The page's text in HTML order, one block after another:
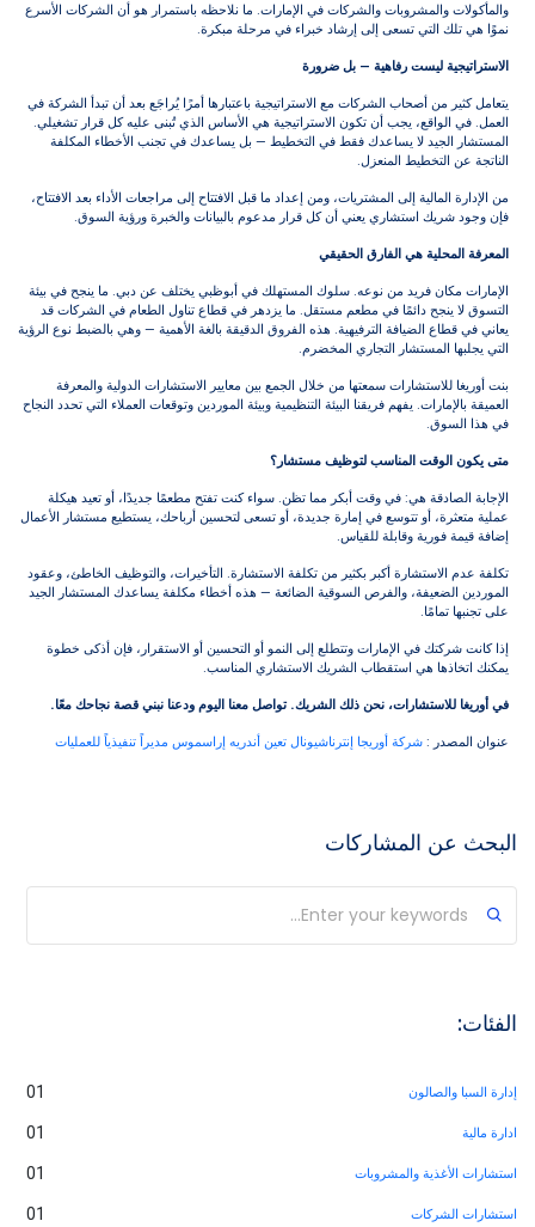
والشركات في الإمارات. ما نلاحظه باستمرار هو أن الشركات الأسرع
تسعى إلى إرشاد خبراء في مرحلة مبكرة.
ليست رفاهية — بل ضرورة
أصحاب الشركات مع الاستراتيجية باعتبارها أمرًا يُراجَع بعد أن تبدأ الشركة في
يجب أن تكون الاستراتيجية هي الأساس الذي تُبنى عليه كل قرار تشغيلي.
لا يساعدك فقط في التخطيط — بل يساعدك في تجنب الأخطاء المكلفة
المنعزل.
إلى المشتريات، ومن إعداد ما قبل الافتتاح إلى مراجعات الأداء بعد الافتتاح،
استشاري يعني أن كل قرار مدعوم بالبيانات والخبرة ورؤية السوق.
هي الفارق الحقيقي
فريد من نوعه. سلوك المستهلك في أبوظبي يختلف عن دبي. ما ينجح في بيئة
دائمًا في مطعم مستقل. ما يزدهر في قطاع تناول الطعام في الشركات قد
الترفيهية. هذه الفروق الدقيقة بالغة الأهمية — وهي بالضبط نوع الرؤية
التجاري المخضرم.
سمعتها من خلال الجمع بين معايير الاستشارات الدولية والمعرفة
يفهم فريقنا البيئة التنظيمية وبيئة الموردين وتوقعات العملاء التي تحدد النجاح
المناسب لتوظيف مستشار؟
هي: في وقت أبكر مما تظن. سواء كنت تفتح مطعمًا جديدًا، أو تعيد هيكلة
أو تتوسع في إمارة جديدة، أو تسعى لتحسين أرباحك، يستطيع مستشار الأعمال
وقابلة للقياس.
أكبر بكثير من تكلفة الاستشارة. التأخيرات، والتوظيف الخاطئ، وعقود
والفرص السوقية الضائعة — هذه أخطاء مكلفة يساعدك المستشار الجيد
في الإمارات وتتطلع إلى النمو أو التحسين أو الاستقرار، فإن أذكى خطوة
هي استقطاب الشريك الاستشاري المناسب.
نحن ذلك الشريك. تواصل معنا اليوم ودعنا نبني قصة نجاحك معًا.
شركة أوريجا إنترناشيونال تعين أندريه إراسموس مديراً تنفيذياً للعمليات
والمشروبات